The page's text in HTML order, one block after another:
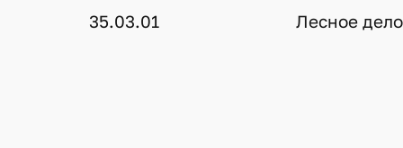
35.03.01 Лесное дело